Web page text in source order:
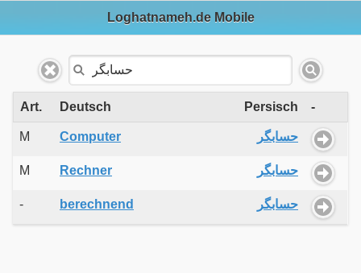
Loghatnameh.de Mobile
Art. Deutsch Persisch -
M Computer حسابگر
M Rechner حسابگر
- berechnend حسابگر